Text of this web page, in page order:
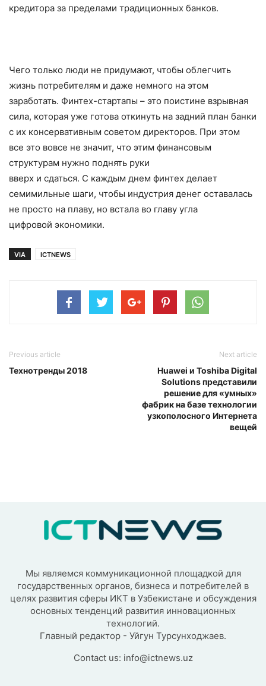
кредитора за пределами традиционных банков.
Чего только люди не придумают, чтобы облегчить
жизнь потребителям и даже немного на этом
заработать. Финтех-стартапы – это поистине взрывная
сила, которая уже готова откинуть на задний план банки
с их консервативным советом директоров. При этом
все это вовсе не значит, что этим финансовым
структурам нужно поднять руки
вверх и сдаться. С каждым днем финтех делает
семимильные шаги, чтобы индустрия денег оставалась
не просто на плаву, но встала во главу угла
цифровой экономики.
VIA ICTNEWS
Previous article
Технотренды 2018
Next article
Huawei и Toshiba Digital
Solutions представили
решение для «умных»
фабрик на базе технологии
узкополосного Интернета
вещей
Мы являемся коммуникационной площадкой для
государственных органов, бизнеса и потребителей в
целях развития сферы ИКТ в Узбекистане и обсуждения
основных тенденций развития инновационных
технологий.
Главный редактор - Уйгун Турсунходжаев.
Contact us: info@ictnews.uz